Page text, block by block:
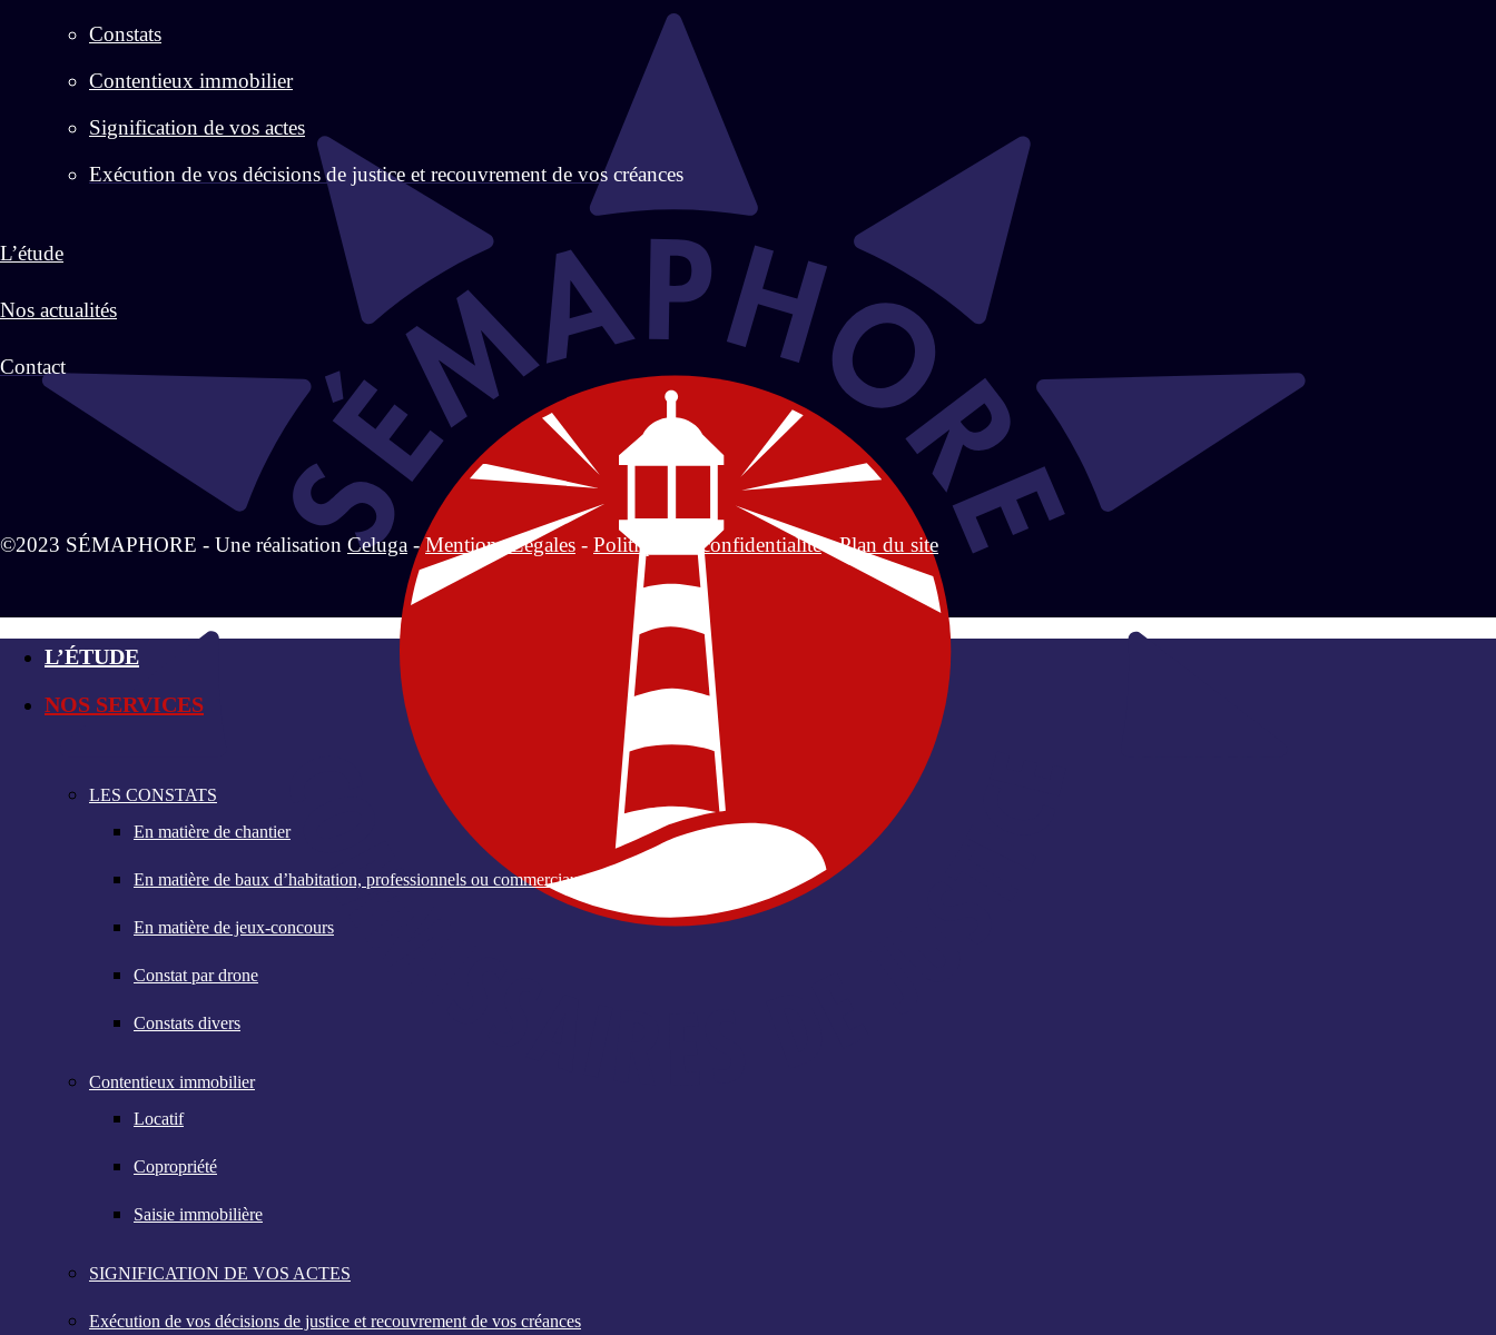
Constats
Contentieux immobilier
Signification de vos actes
Exécution de vos décisions de justice et recouvrement de vos créances
L’étude
Nos actualités
Contact
©2023 SÉMAPHORE - Une réalisation Celuga - Mentions Légales - Politique de confidentialité - Plan du site
L’ÉTUDE
NOS SERVICES
LES CONSTATS
En matière de chantier
En matière de baux d’habitation, professionnels ou commerciaux
En matière de jeux-concours
Constat par drone
Constats divers
Contentieux immobilier
Locatif
Copropriété
Saisie immobilière
SIGNIFICATION DE VOS ACTES
Exécution de vos décisions de justice et recouvrement de vos créances